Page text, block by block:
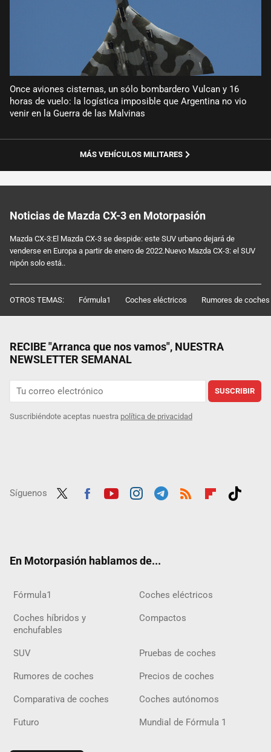
Once aviones cisternas, un sólo bombardero Vulcan y 16
horas de vuelo: la logística imposible que Argentina no vio
venir en la Guerra de las Malvinas
MÁS VEHÍCULOS MILITARES
Noticias de Mazda CX-3 en Motorpasión
Mazda CX-3:El Mazda CX-3 se despide: este SUV urbano dejará de
venderse en Europa a partir de enero de 2022.Nuevo Mazda CX-3: el SUV
nipón solo está..
OTROS TEMAS: Fórmula1 Coches eléctricos Rumores de coches
RECIBE "Arranca que nos vamos", NUESTRA
NEWSLETTER SEMANAL
SUSCRIBIR
Suscribiéndote aceptas nuestra política de privacidad
Síguenos
En Motorpasión hablamos de...
Fórmula1 Coches eléctricos
Coches híbridos y
enchufables
Compactos
SUV Pruebas de coches
Rumores de coches Precios de coches
Comparativa de coches Coches autónomos
Futuro Mundial de Fórmula 1